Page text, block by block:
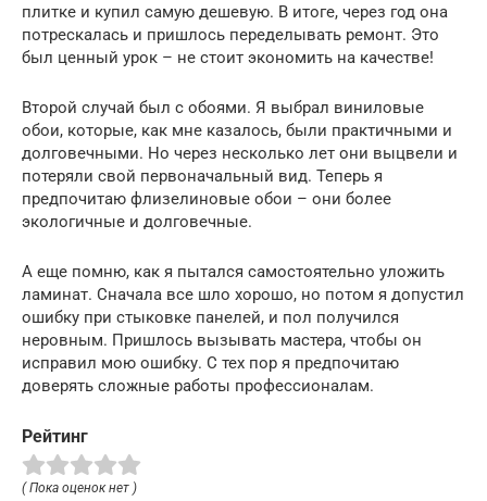
плитке и купил самую дешевую. В итоге, через год она
потрескалась и пришлось переделывать ремонт. Это
был ценный урок – не стоит экономить на качестве!
Второй случай был с обоями. Я выбрал виниловые
обои, которые, как мне казалось, были практичными и
долговечными. Но через несколько лет они выцвели и
потеряли свой первоначальный вид. Теперь я
предпочитаю флизелиновые обои – они более
экологичные и долговечные.
А еще помню, как я пытался самостоятельно уложить
ламинат. Сначала все шло хорошо, но потом я допустил
ошибку при стыковке панелей, и пол получился
неровным. Пришлось вызывать мастера, чтобы он
исправил мою ошибку. С тех пор я предпочитаю
доверять сложные работы профессионалам.
Рейтинг
( Пока оценок нет )